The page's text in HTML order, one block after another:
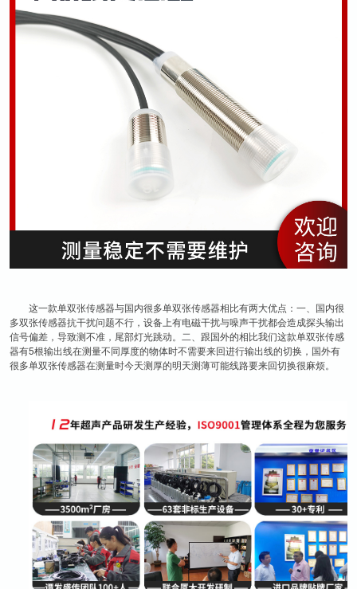
这一款单双张传感器与国内很多单双张传感器相比有两大优点：一、国内很
多双张传感器抗干扰问题不行，设备上有电磁干扰与噪声干扰都会造成探头输出
信号偏差，导致测不准，尾部灯光跳动。二、跟国外的相比我们这款单双张传感
器有5根输出线在测量不同厚度的物体时不需要来回进行输出线的切换，国外有
很多单双张传感器在测量时今天测厚的明天测薄可能线路要来回切换很麻烦。